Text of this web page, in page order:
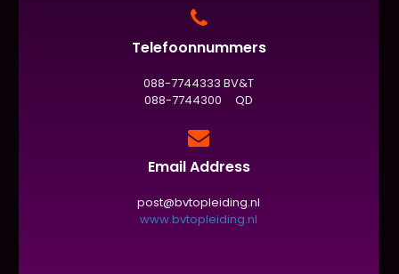
Telefoonnummers
088-7744333 BV&T
088-7744300 QD
Email Address
post@bvtopleiding.nl
www.bvtopleiding.nl